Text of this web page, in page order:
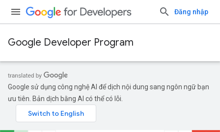
Đăng nhập
Google Developer Program
Google sử dụng công nghệ AI để dịch nội dung sang ngôn ngữ bạn
ưu tiên. Bản dịch bằng AI có thể có lỗi.